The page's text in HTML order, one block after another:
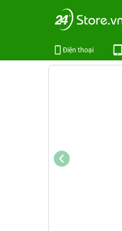
Điện thoại
Trang chủ